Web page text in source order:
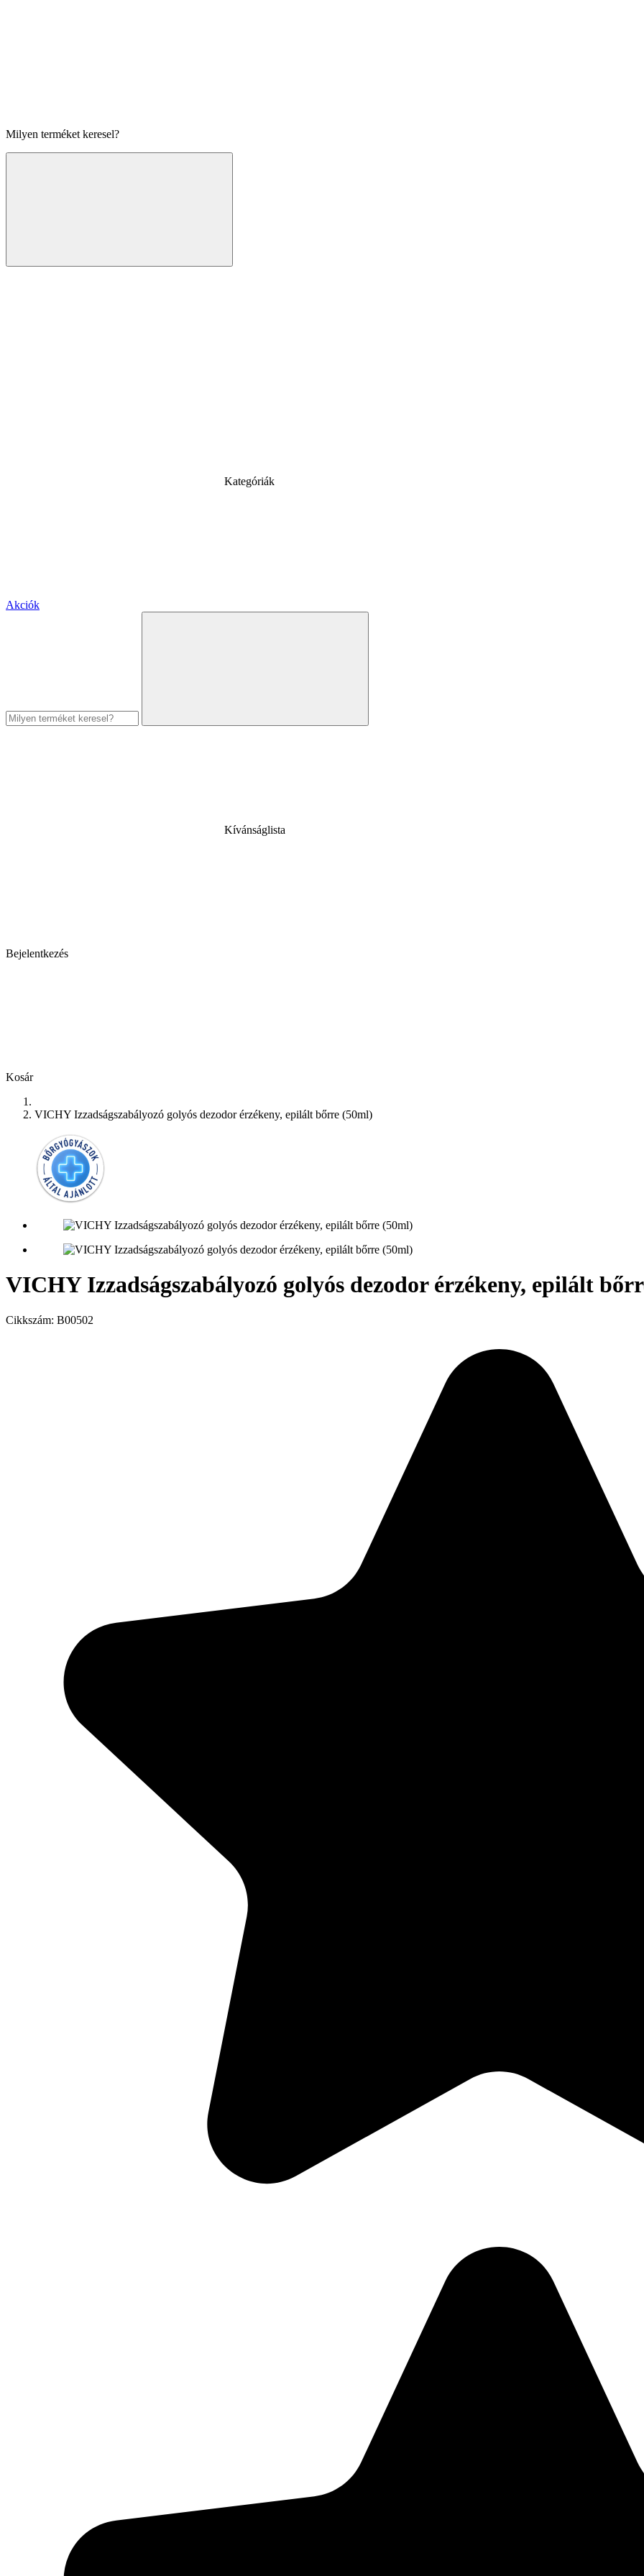
Milyen terméket keresel?
Kategóriák
Akciók
Kívánságlista
Bejelentkezés
Kosár
VICHY Izzadságszabályozó golyós dezodor érzékeny, epilált bőrre (50ml)
VICHY Izzadságszabályozó golyós dezodor érzékeny, epilált
Cikkszám: B00502